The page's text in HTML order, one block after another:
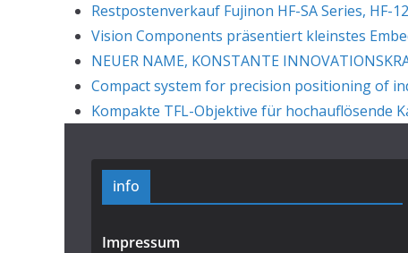
Restpostenverkauf Fujinon HF-SA Series, HF-
Vision Components präsentiert kleinstes
NEUER NAME, KONSTANTE
Compact system for precision positioning of
Kompakte TFL-Objektive für hochauflösende
info
Impressum